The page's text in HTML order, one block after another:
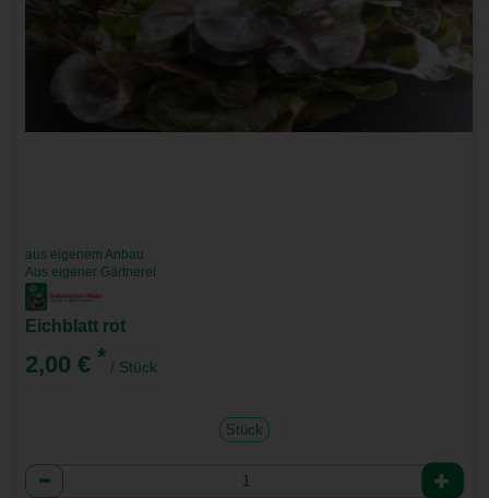
aus eigenem Anbau
Aus eigener Gärtnerei
Eichblatt rot
2,00 € * / Stück
Stück
Anzahl